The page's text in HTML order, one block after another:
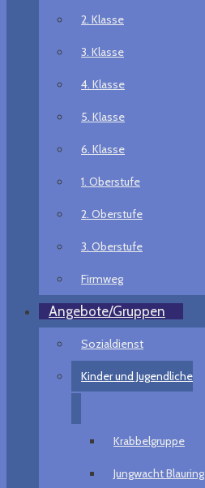
2. Klasse
3. Klasse
4. Klasse
5. Klasse
6. Klasse
1. Oberstufe
2. Oberstufe
3. Oberstufe
Firmweg
Angebote/Gruppen
Sozialdienst
Kinder und Jugendliche
Krabbelgruppe
Jungwacht Blauring